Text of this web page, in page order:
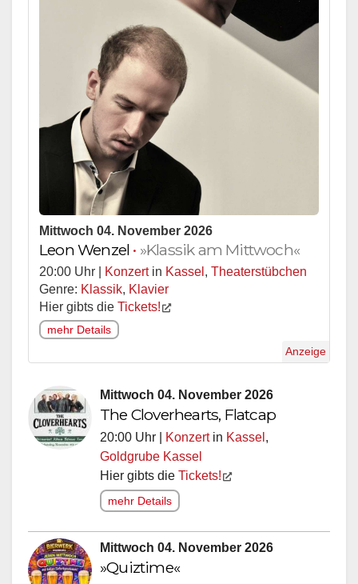
Mittwoch 04. November 2026
Leon Wenzel • »Klassik am Mittwoch«
20:00 Uhr | Konzertin Kassel Theaterstübchen
Genre: Klassik Klavier
Hier gibts die Tickets!
mehr Details
Anzeige
Mittwoch 04. November 2026
The Cloverhearts, Flatcap
20:00 Uhr | Konzertin Kassel
Goldgrube Kassel
Hier gibts die Tickets!
mehr Details
Mittwoch 04. November 2026
»Quiztime«